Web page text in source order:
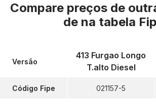
Compare preços de
de na tabela
Versão
Código Fipe
413 Furgao Longo
T.alto Diesel
021157-5